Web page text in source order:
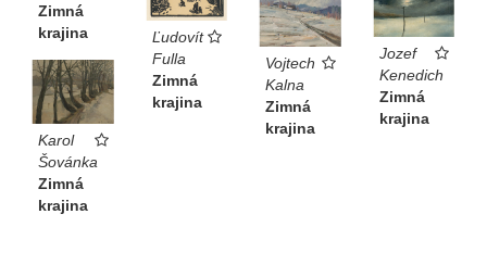
Zimná
krajina
Ľudovít
Fulla
Zimná
krajina
Jozef
Kenedich
Zimná
krajina
Vojtech
Kalna
Zimná
krajina
Karol
Šovánka
Zimná
krajina